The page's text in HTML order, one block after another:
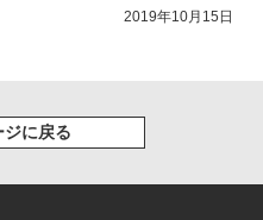
スーツ」の予約受付が開
2019年10月15日
ジに戻る